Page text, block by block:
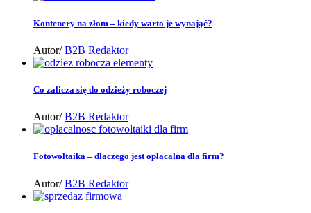
Kontenery na złom – kiedy warto je wynająć?
Autor/B2B Redaktor
Co zalicza się do odzieży roboczej
Autor/B2B Redaktor
Fotowoltaika – dlaczego jest opłacalna dla firm?
Autor/B2B Redaktor